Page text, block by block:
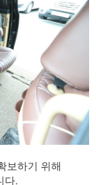
보하기 위해
다.